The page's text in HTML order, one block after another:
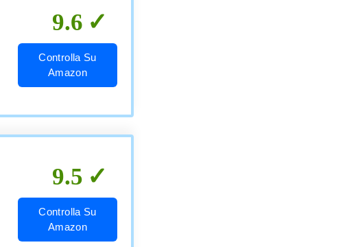
9.6
Controlla Su
Amazon
9.5
Controlla Su
Amazon